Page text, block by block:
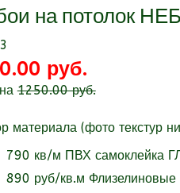
на потолок
руб.
1250.00 руб.
материала (фото текстур
790 кв/м ПВХ самоклейка
890 руб/кв.м Флизелиновые